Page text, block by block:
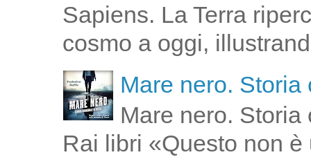
Sapiens. La Terra
cosmo a oggi,
Mare nero.
Mare nero.
Rai libri «Questo non